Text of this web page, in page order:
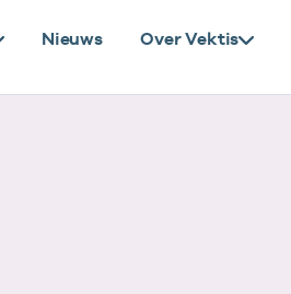
Nieuws Over Vektis